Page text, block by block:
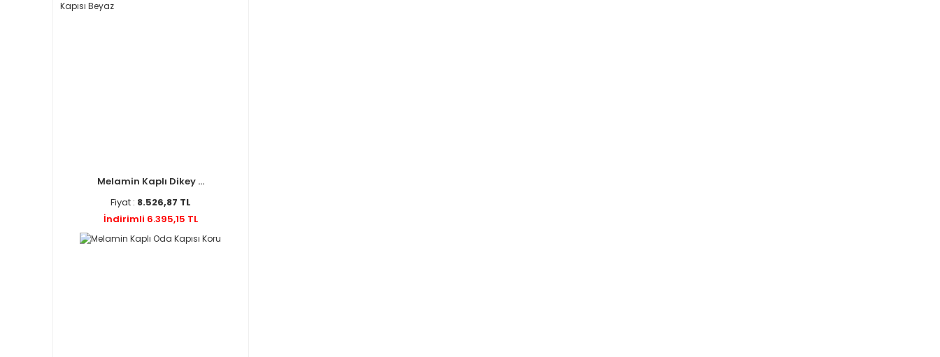
Melamin Kaplı Dikey ...
Fiyat : 8.526,87 TL
İndirimli 6.395,15 TL